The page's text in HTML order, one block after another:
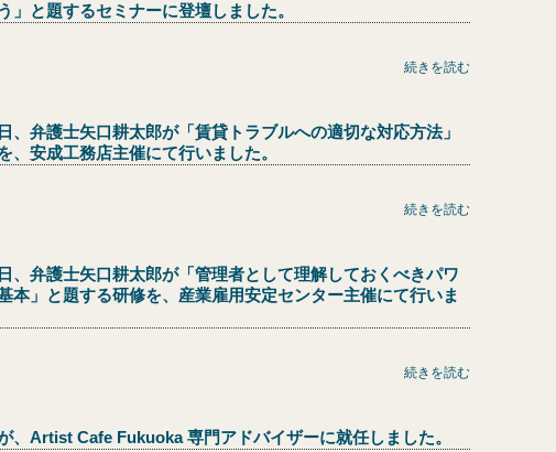
」と題するセミナーに登壇しました。
続きを読む
、弁護士矢口耕太郎が「賃貸トラブルへの適切な対応方法」
、安成工務店主催にて行いました。
続きを読む
、弁護士矢口耕太郎が「管理者として理解しておくべきパワ
本」と題する研修を、産業雇用安定センター主催にて行いま
続きを読む
、Artist Cafe Fukuoka 専門アドバイザーに就任しました。